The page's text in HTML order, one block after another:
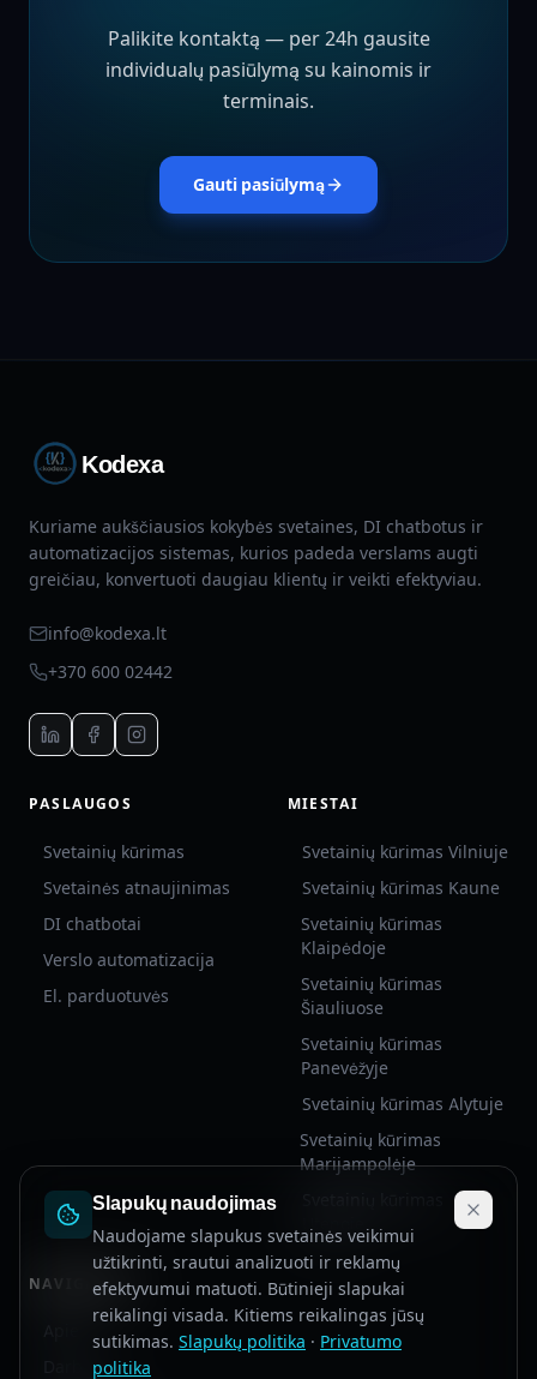
Palikite kontaktą — per 24h gausite
individualų pasiūlymą su kainomis ir
terminais.
Gauti pasiūlymą
Kodexa
Kuriame aukščiausios kokybės svetaines, DI chatbotus ir
automatizacijos sistemas, kurios padeda verslams augti
greičiau, konvertuoti daugiau klientų ir veikti efektyviau.
info@kodexa.lt
+370 600 02442
PASLAUGOS
Svetainių kūrimas
Svetainės atnaujinimas
DI chatbotai
Verslo automatizacija
El. parduotuvės
MIESTAI
Svetainių kūrimas Vilniuje
Svetainių kūrimas Kaune
Svetainių kūrimas
Klaipėdoje
Svetainių kūrimas
Šiauliuose
Svetainių kūrimas
Panevėžyje
Svetainių kūrimas Alytuje
Svetainių kūrimas
Marijampolėje
NAVIGACIJA
Darbai
Sveiki! Aš esu Kodexa virtualus
asistentas. Galiu atsakyti į klausimus
apie mūsų paslaugas, kainas, procesą ir
kt. Kaip galiu padėti?
Slapukų naudojimas
Naudojame slapukus svetainės veikimui
užtikrinti, srautui analizuoti ir reklamų
efektyvumui matuoti. Būtinieji slapukai
reikalingi visada. Kitiems reikalingas jūsų
sutikimas. Slapukų politika · Privatumo
politika